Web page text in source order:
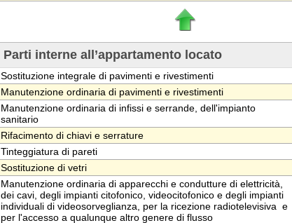
Parti interne all’appartamento locato
Sostituzione integrale di pavimenti e rivestimenti
Manutenzione ordinaria di pavimenti e rivestimenti
Manutenzione ordinaria di infissi e serrande, dell'impianto
sanitario
Rifacimento di chiavi e serrature
Tinteggiatura di pareti
Sostituzione di vetri
Manutenzione ordinaria di apparecchi e condutture di elettricità,
dei cavi, degli impianti citofonico, videocitofonico e degli impianti
individuali di videosorveglianza, per la ricezione radiotelevisiva e
per l'accesso a qualunque altro genere di flusso